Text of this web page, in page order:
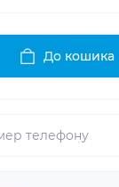
До кошика